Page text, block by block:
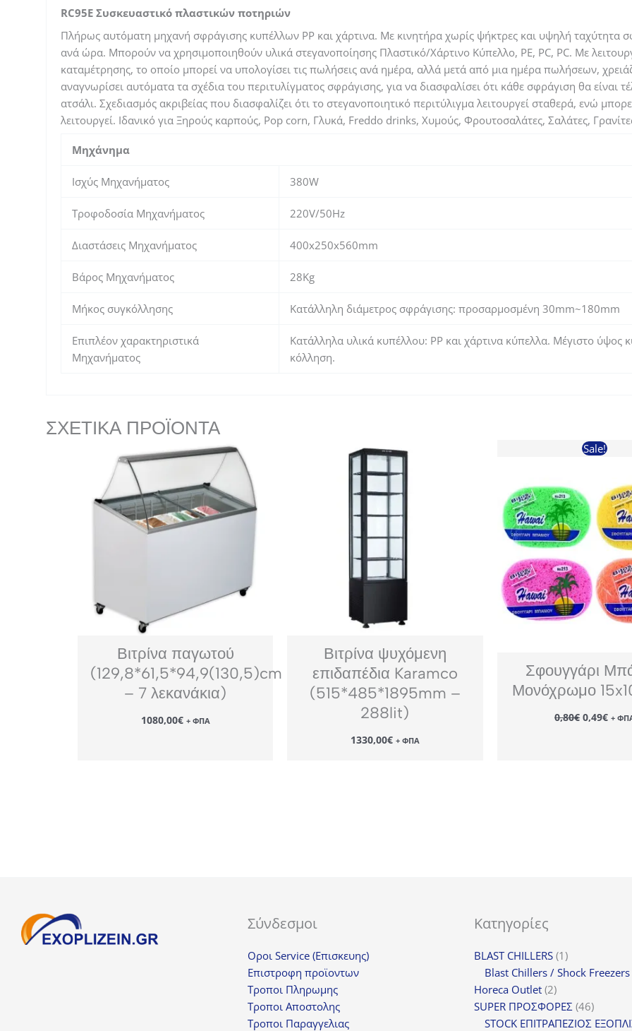
RC95E Συσκευαστικό πλαστικών ποτηριών
Πλήρως αυτόματη μηχανή σφράγισης κυπέλλων PP και χάρτινα. Με κινητήρα χωρίς ψήκτρες και υψηλή ταχύτητα
ανά ώρα. Μπορούν να χρησιμοποιηθούν υλικά στεγανοποίησης Πλαστικό/Χάρτινο Κύπελλο, PE, PC, PC. Με
καταμέτρησης, το οποίο μπορεί να υπολογίσει τις πωλήσεις ανά ημέρα, αλλά μετά από μια ημέρα πωλήσεων,
αναγνωρίσει αυτόματα τα σχέδια του περιτυλίγματος σφράγισης, για να διασφαλίσει ότι κάθε σφράγιση θα είναι
ατσάλι. Σχεδιασμός ακριβείας που διασφαλίζει ότι το στεγανοποιητικό περιτύλιγμα λειτουργεί σταθερά, ενώ
λειτουργεί. Ιδανικό για Ξηρούς καρπούς, Pop corn, Γλυκά, Freddo drinks, Χυμούς, Φρουτοσαλάτες, Σαλάτες,
Μηχάνημα
Ισχύς Μηχανήματος 380W
Τροφοδοσία Μηχανήματος 220V/50Hz
Διαστάσεις Μηχανήματος 400x250x560mm
Βάρος Μηχανήματος 28Kg
Μήκος συγκόλλησης Κατάλληλη διάμετρος σφράγισης: προσαρμοσμένη 30mm~180mm
Επιπλέον χαρακτηριστικά
Μηχανήματος
Κατάλληλα υλικά κυπέλλου: PP και χάρτινα κύπελλα. Μέγιστο
κόλληση.
ΣΧΕΤΙΚΆ ΠΡΟΪΌΝΤΑ
Βιτρίνα παγωτού
(129,8*61,5*94,9(130,5)cm
– 7 λεκανάκια)
1080,00€ + ΦΠΑ
Βιτρίνα ψυχόμενη
επιδαπέδια Karamco
(515*485*1895mm –
288lit)
1330,00€ + ΦΠΑ
Sale!
Σφουγγάρι
Μονόχρωμο
0,80€ Original
price
0,49€Η+
Σύνδεσμοι
Οροι Service (Επισκευης)
Επιστροφη προϊοντων
Τροποι Πληρωμης
Τροποι Αποστολης
Τροποι Παραγγελιας
Κατηγορίες
BLAST CHILLERS 11
προϊόν
Blast Chillers / Shock Freezers
Horeca Outlet 22
προϊόντα
SUPER ΠΡΟΣΦΟΡΕΣ 4646
STOCK ΕΠΙΤΡΑΠΕΖΙΟΣ